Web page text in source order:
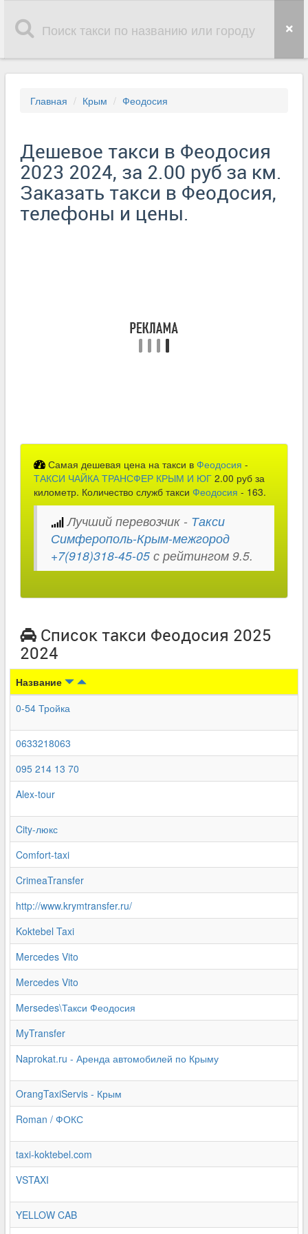
Главная Крым Феодосия
Дешевое такси в Феодосия
2023 2024, за 2.00 руб за км.
Заказать такси в Феодосия,
телефоны и цены.
Самая дешевая цена на такси в Феодосия -
ТАКСИ ЧАЙКА ТРАНСФЕР КРЫМ И ЮГ 2.00 руб за
километр. Количество служб такси Феодосия - 163.
Лучший перевозчик - Такси
Симферополь-Крым-межгород
+7(918)318-45-05 с рейтингом 9.5.
Список такси Феодосия 2025
2024
Название
0-54 Тройка
0633218063
095 214 13 70
Alex-tour
City-люкс
Comfort-taxi
CrimeaTransfer
http://www.krymtransfer.ru/
Koktebel Taxi
Mercedes Vito
Mercedes Vito
Mersedes\Такси Феодосия
MyTransfer
Naprokat.ru - Аренда автомобилей по Крыму
OrangTaxiServis - Крым
Roman / ФОКС
taxi-koktebel.com
VSTAXI
YELLOW CAB